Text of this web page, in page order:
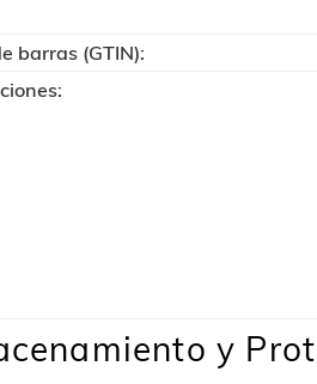
barras (GTIN):
y